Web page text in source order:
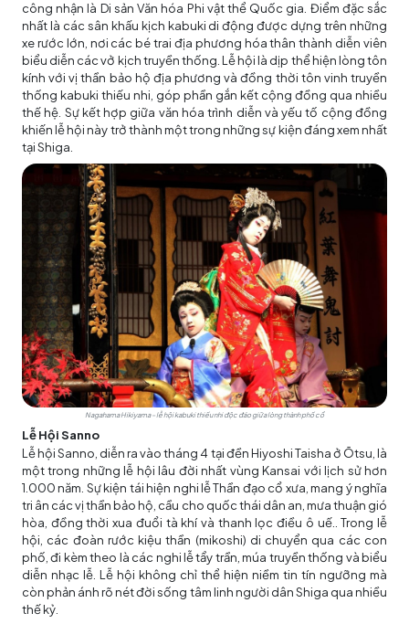
công nhận là Di sản Văn hóa Phi vật thể Quốc gia. Điểm đặc sắc
nhất là các sân khấu kịch kabuki di động được dựng trên những
xe rước lớn, nơi các bé trai địa phương hóa thân thành diễn viên
biểu diễn các vở kịch truyền thống. Lễ hội là dịp thể hiện lòng tôn
kính với vị thần bảo hộ địa phương và đồng thời tôn vinh truyền
thống kabuki thiếu nhi, góp phần gắn kết cộng đồng qua nhiều
thế hệ. Sự kết hợp giữa văn hóa trình diễn và yếu tố cộng đồng
khiến lễ hội này trở thành một trong những sự kiện đáng xem nhất
tại Shiga.
Nagahama Hikiyama – lễ hội kabuki thiếu nhi độc đáo giữa lòng thành phố cổ
Lễ Hội Sanno
Lễ hội Sanno, diễn ra vào tháng 4 tại đền Hiyoshi Taisha ở Ōtsu, là
một trong những lễ hội lâu đời nhất vùng Kansai với lịch sử hơn
1.000 năm. Sự kiện tái hiện nghi lễ Thần đạo cổ xưa, mang ý nghĩa
tri ân các vị thần bảo hộ, cầu cho quốc thái dân an, mưa thuận gió
hòa, đồng thời xua đuổi tà khí và thanh lọc điều ô uế.. Trong lễ
hội, các đoàn rước kiệu thần (mikoshi) di chuyển qua các con
phố, đi kèm theo là các nghi lễ tẩy trần, múa truyền thống và biểu
diễn nhạc lễ. Lễ hội không chỉ thể hiện niềm tin tín ngưỡng mà
còn phản ánh rõ nét đời sống tâm linh người dân Shiga qua nhiều
thế kỷ.